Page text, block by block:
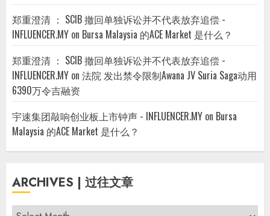
郑重澄清 ： SCIB 撤回单独诉讼并不代表放弃追偿 -
INFLUENCER.MY on Bursa Malaysia 的ACE Market 是什么？
郑重澄清 ： SCIB 撤回单独诉讼并不代表放弃追偿 -
INFLUENCER.MY on 法院 发出禁令限制Awana JV Suria Saga动用
6390万令吉融资
宇速集团敲响创业板上市钟声 - INFLUENCER.MY on Bursa
Malaysia 的ACE Market 是什么？
ARCHIVES | 过往文章
Archives